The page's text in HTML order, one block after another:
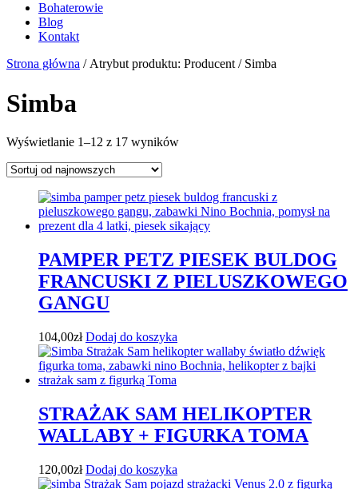
Bohaterowie
Blog
Kontakt
Strona główna / Atrybut produktu: Producent / Simba
Simba
Wyświetlanie 1–12 z 17 wynikówPosortowane
PAMPER PETZ PIESEK BULDOG
FRANCUSKI Z PIELUSZKOWEGO
GANGU
104,00zł Dodaj do koszyka
STRAŻAK SAM HELIKOPTER
WALLABY + FIGURKA TOMA
120,00zł Dodaj do koszyka